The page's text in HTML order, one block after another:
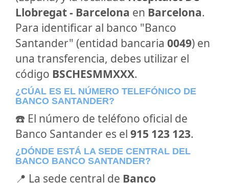
Llobregat - Barcelona en Barcelona.
Para identificar al banco "Banco
Santander" (entidad bancaria 0049) en
una transferencia, debes utilizar el
código BSCHESMMXXX.
¿CÚAL ES EL NÚMERO TELEFÓNICO DE
BANCO SANTANDER?
☎️ El número de teléfono oficial de
Banco Santander es el 915 123 123.
¿DÓNDE ESTÁ LA SEDE CENTRAL DEL
BANCO BANCO SANTANDER?
📍 La sede central de Banco